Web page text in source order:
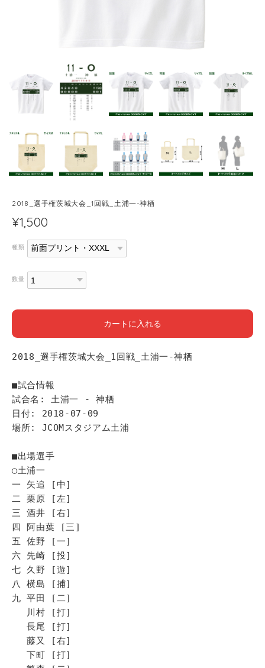
2018_選手権茨城大会_1回戦_土浦一-神栖
¥1,500
種類
数量
カートに入れる
2018_選手権茨城大会_1回戦_土浦一-神栖
■試合情報
試合名: 土浦一 - 神栖
日付: 2018-07-09
場所: JCOMスタジアム土浦
■出場選手
◯土浦一
一 矢追 [中]
二 栗原 [左]
三 酒井 [右]
四 阿由葉 [三]
五 佐野 [一]
六 先崎 [投]
七 久野 [遊]
八 横島 [捕]
九 平田 [二]
川村 [打]
長尾 [打]
藤又 [右]
下町 [打]